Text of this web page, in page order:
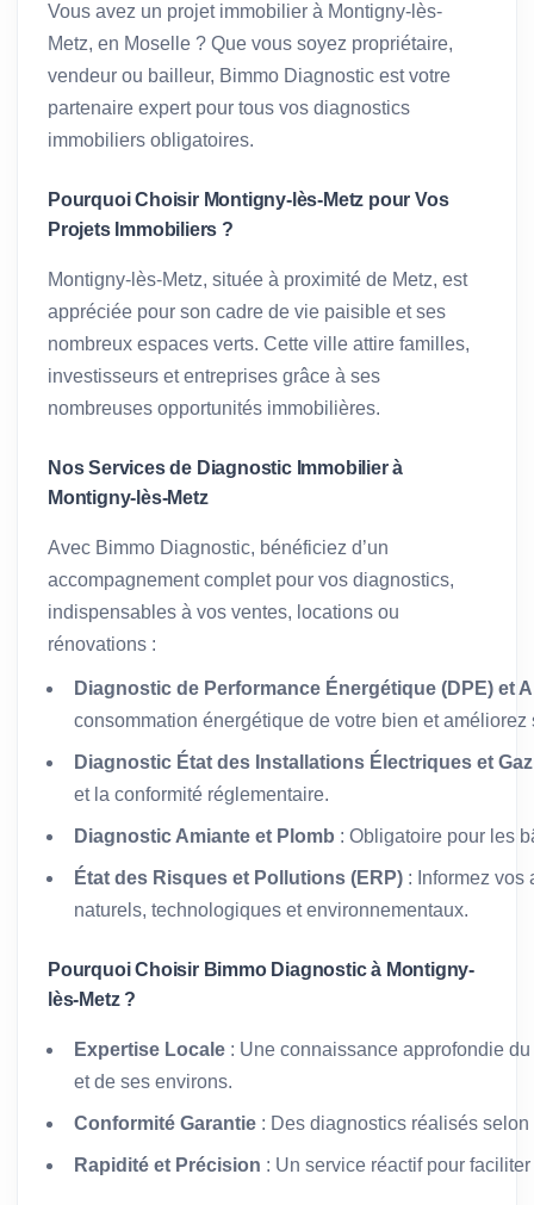
Vous avez un projet immobilier à Montigny-lès-
Metz, en Moselle ? Que vous soyez propriétaire,
vendeur ou bailleur, Bimmo Diagnostic est votre
partenaire expert pour tous vos diagnostics
immobiliers obligatoires.
Pourquoi Choisir Montigny-lès-Metz pour Vos
Projets Immobiliers ?
Montigny-lès-Metz, située à proximité de Metz, est
appréciée pour son cadre de vie paisible et ses
nombreux espaces verts. Cette ville attire familles,
investisseurs et entreprises grâce à ses
nombreuses opportunités immobilières.
Nos Services de Diagnostic Immobilier à
Montigny-lès-Metz
Avec Bimmo Diagnostic, bénéficiez d’un
accompagnement complet pour vos diagnostics,
indispensables à vos ventes, locations ou
rénovations :
Diagnostic de Performance Énergétique (DPE) et
consommation énergétique de votre bien et améliorez
Diagnostic État des Installations Électriques et Gaz
et la conformité réglementaire.
Diagnostic Amiante et Plomb : Obligatoire pour les
État des Risques et Pollutions (ERP) : Informez vos
naturels, technologiques et environnementaux.
Pourquoi Choisir Bimmo Diagnostic à Montigny-
lès-Metz ?
Expertise Locale : Une connaissance approfondie
et de ses environs.
Conformité Garantie : Des diagnostics réalisés
Rapidité et Précision : Un service réactif pour